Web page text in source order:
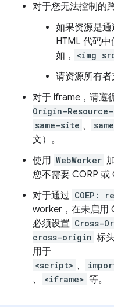
对于您无法控制的
如果资源是
HTML 代码中
如，
<img
请资源所有者
对于 iframe，请遵
Origin-
same-site 、
文）。
使用 WebWorker
您不需要 CORP 或
对于通过 COEP:
worker，在未启用
必须设置 Cross-
cross-origin 标
用于
<script> 、
、 <iframe> 等。